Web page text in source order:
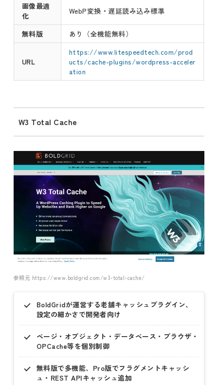
画像最適
化
WebP変換・遅延読み込み標準
無料版 あり（全機能無料）
URL
https://www.litespeedtech.com/prod
ucts/cache-plugins/wordpress-acceler
ation
W3 Total Cache
参照元 https://www.boldgrid.com/w3-total-cache/
BoldGridが運営する老舗キャッシュプラグイン、
設定の細かさで開発者向け
ページ・オブジェクト・データベース・ブラウザ・
OPCache等を個別制御
無料版で多機能、Pro版でフラグメントキャッシ
ュ・REST APIキャッシュ追加